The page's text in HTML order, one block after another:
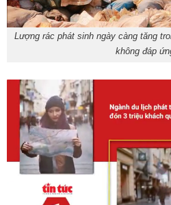
Lượng rác phát sinh ngày càng tăng
không đáp